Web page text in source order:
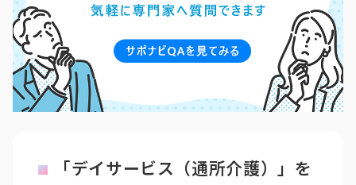
「デイサービス（通所介護）」を